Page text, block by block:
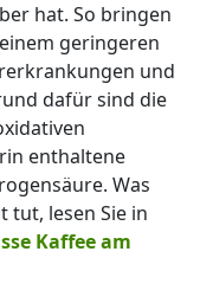
hat. So bringen
geringeren
und
dafür sind die
enthaltene
Was
tut, lesen Sie in
Kaffee am